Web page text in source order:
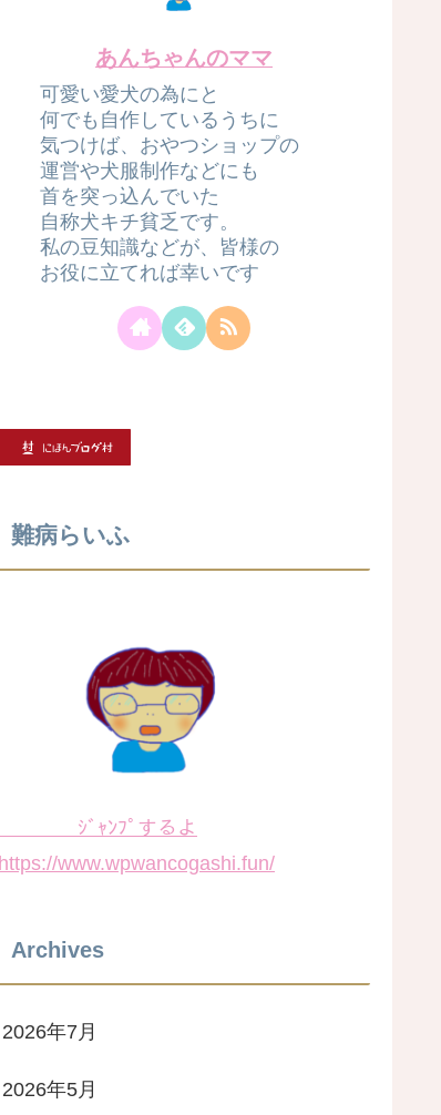
あんちゃんのママ
可愛い愛犬の為にと
何でも自作しているうちに
気つけば、おやつショップの
運営や犬服制作などにも
首を突っ込んでいた
自称犬キチ貧乏です。
私の豆知識などが、皆様の
お役に立てれば幸いです
難病らいふ
ｼﾞｬﾝﾌﾟするよ
https://www.wpwancogashi.fun/
Archives
2026年7月
2026年5月